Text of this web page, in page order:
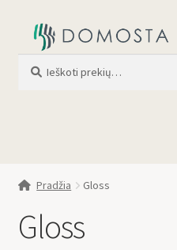
Pradžia Gloss
Gloss